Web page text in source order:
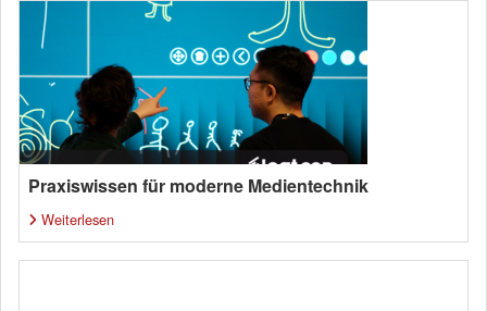
Praxiswissen für moderne Medientechnik
Weiterlesen